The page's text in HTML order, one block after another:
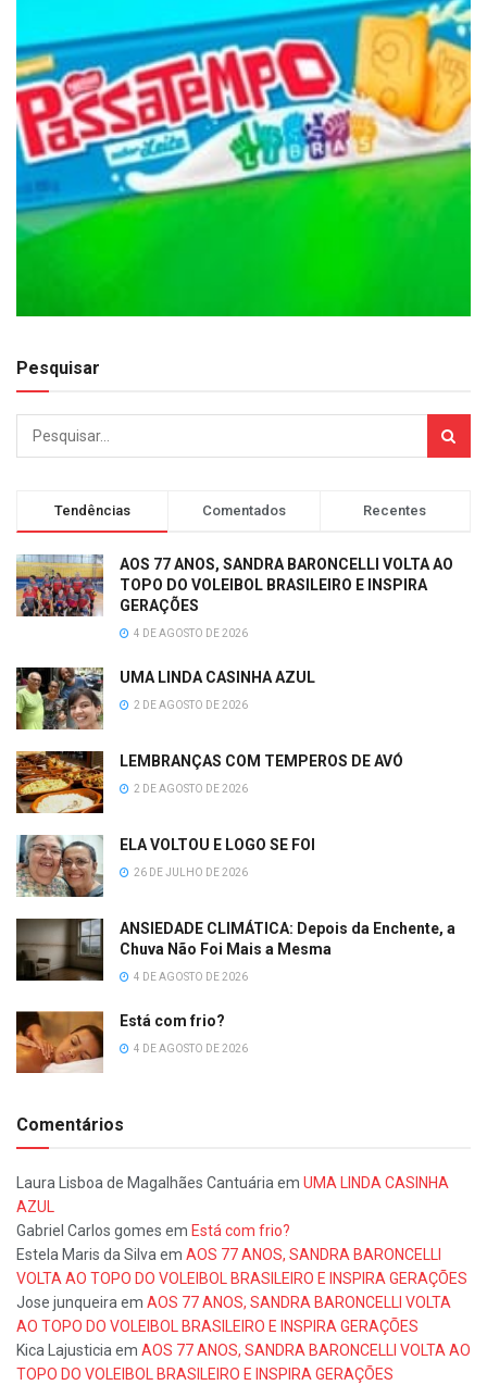
Pesquisar
Tendências Comentados Recentes
AOS 77 ANOS, SANDRA BARONCELLI VOLTA AO
TOPO DO VOLEIBOL BRASILEIRO E INSPIRA
GERAÇÕES
4 DE AGOSTO DE 2026
UMA LINDA CASINHA AZUL
2 DE AGOSTO DE 2026
LEMBRANÇAS COM TEMPEROS DE AVÓ
2 DE AGOSTO DE 2026
ELA VOLTOU E LOGO SE FOI
26 DE JULHO DE 2026
ANSIEDADE CLIMÁTICA: Depois da Enchente, a
Chuva Não Foi Mais a Mesma
4 DE AGOSTO DE 2026
Está com frio?
4 DE AGOSTO DE 2026
Comentários
Laura Lisboa de Magalhães Cantuáriaem UMA LINDA CASINHA
AZUL
Gabriel Carlos gomes em Está com frio?
Estela Maris da Silvaem AOS 77 ANOS, SANDRA BARONCELLI
VOLTA AO TOPO DO VOLEIBOL BRASILEIRO E INSPIRA GERAÇÕES
Jose junqueiraem AOS 77 ANOS, SANDRA BARONCELLI VOLTA
AO TOPO DO VOLEIBOL BRASILEIRO E INSPIRA GERAÇÕES
Kica Lajusticiaem AOS 77 ANOS, SANDRA BARONCELLI VOLTA AO
TOPO DO VOLEIBOL BRASILEIRO E INSPIRA GERAÇÕES